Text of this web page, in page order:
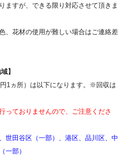
ますが、できる限り対応させて頂きま
、花材の使用が難しい場合はご連絡差
】
1ヵ所）は以下になります。※回収は
っておりませんので、ご注意くださ
世田谷区（一部）、港区、品川区、中
一部）